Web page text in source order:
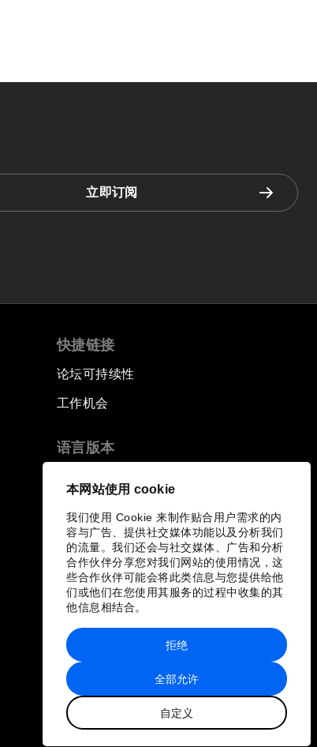
本网站使用 cookie
我们使用 Cookie 来制作贴合用户需求的内
容与广告、提供社交媒体功能以及分析我们
的流量。我们还会与社交媒体、广告和分析
合作伙伴分享您对我们网站的使用情况，这
些合作伙伴可能会将此类信息与您提供给他
们或他们在您使用其服务的过程中收集的其
他信息相结合。
全部允许
自定义
拒绝
立即订阅
快捷链接
论坛可持续性
工作机会
语言版本